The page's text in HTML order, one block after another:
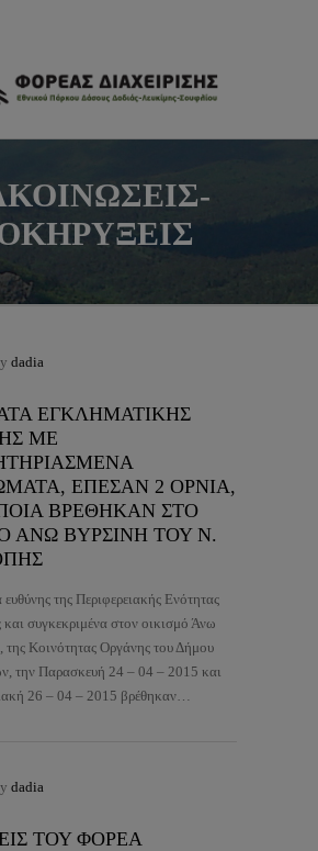
dadia
ΕΓΚΛΗΜΑΤΙΚΗΣ
ΜΕ
ΕΠΕΣΑΝ 2 ΟΡΝΙΑ,
ΒΡΕΘΗΚΑΝ ΣΤΟ
ΑΝΩ ΒΥΡΣΙΝΗ ΤΟΥ Ν.
ευθύνης της Περιφερειακής Ενότητας
συγκεκριμένα στον οικισμό Άνω
της Κοινότητας Οργάνης του Δήμου
την Παρασκευή 24 – 04 – 2015 και
26 – 04 – 2015 βρέθηκαν…
dadia
ΤΟΥ ΦΟΡΕΑ